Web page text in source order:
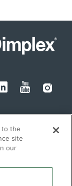
to the
site
our